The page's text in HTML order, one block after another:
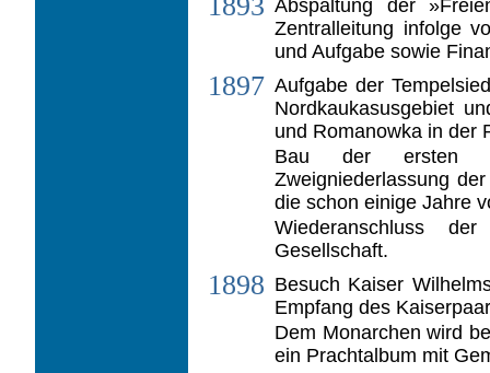
Abspaltung der
Zentralleitung infolge
und Aufgabe sowie
1897 Aufgabe der
Nordkaukasus­gebiet
und Romanowka in der
Bau der ersten
Zweigniederlassung
die schon einige Jahre
Wiederanschluss
Gesellschaft.
1898 Besuch Kaiser
Empfang des
Dem Monarchen wird
ein Prachtalbum mit